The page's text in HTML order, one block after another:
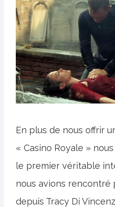
En plus de nous offrir
« Casino Royale »
le premier véritable
nous avions rencontré
depuis Tracy Di